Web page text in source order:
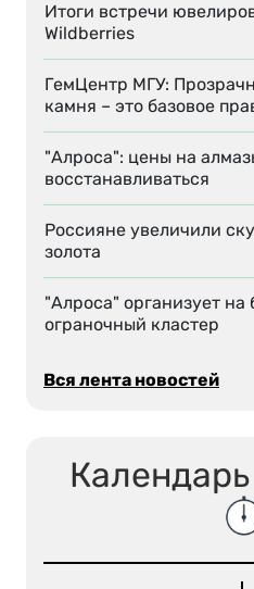
Итоги встречи
Wildberries
ГемЦентр МГУ:
камня – это базовое
"Алроса": цены на
восстанавливаться
Россияне увеличили
золота
"Алроса" организует на
ограночный кластер
Вся лента новостей